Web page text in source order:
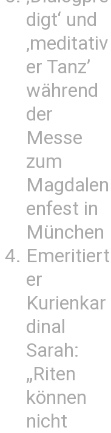
digt‘ und
‚meditativ
er Tanz’
während
der
Messe
zum
Magdalen
enfest in
München
Emeritiert
er
Kurienkar
dinal
Sarah:
„Riten
können
nicht